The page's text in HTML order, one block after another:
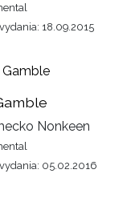
18.09.2015
Nonkeen
05.02.2016